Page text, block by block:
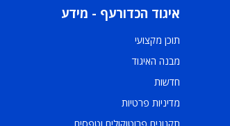
איגוד הכדורעף - מידע
תוכן מקצועי
מבנה האיגוד
חדשות
מדיניות פרטיות